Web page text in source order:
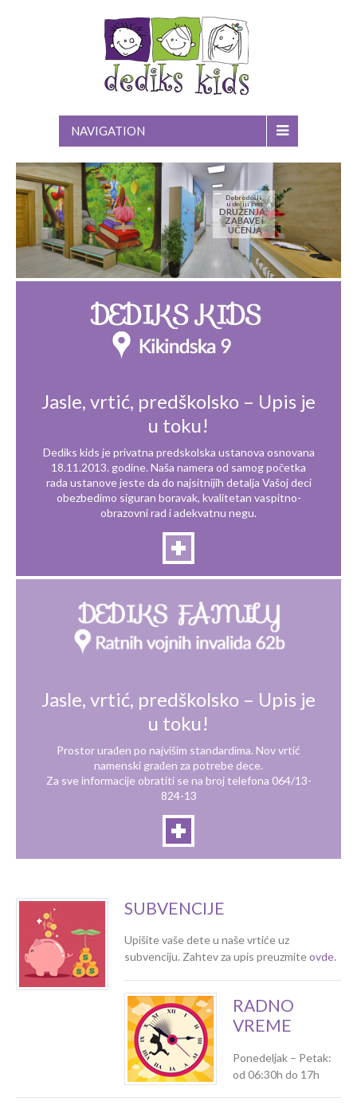
NAVIGATION
UČENJA
ZABAVE i
u dečiji svet
Dobrodošli
DRUŽENJA,
Jasle, vrtić, predškolsko – Upis je
u toku!
Dediks kids je privatna predskolska ustanova osnovana
18.11.2013. godine. Naša namera od samog početka
rada ustanove jeste da do najsitnijih detalja Vašoj deci
obezbedimo siguran boravak, kvalitetan vaspitno-
obrazovni rad i adekvatnu negu.
Jasle, vrtić, predškolsko – Upis je
u toku!
Prostor urađen po najvišim standardima. Nov vrtić
namenski građen za potrebe dece.
Za sve informacije obratiti se na broj telefona 064/13-
824-13
SUBVENCIJE
Upišite vaše dete u naše vrtiće uz
subvenciju. Zahtev za upis preuzmiteovde.
RADNO
VREME
Ponedeljak – Petak:
od 06:30h do 17h